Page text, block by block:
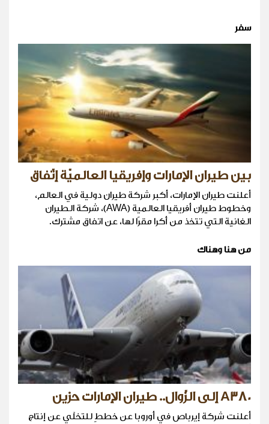
سفر
بين طيران الإمارات وإفريقيا العالميّة إتّفاق
أعلنت طيران الإمارات، أكبر شركة طيران دولية في العالم،
وخطوط طيران أفريقيا العالمية (AWA)، شركة الطيران
الغانية التي تتخذ من أكرا مقرًا لها، عن اتفاق مشترك.
من هنا وهناك
A380 إلى الزّوال.. طيران الإمارات حزين
أعلنت شركة إيرباص في أوروبا عن خططٍ للتخلّي عن إنتاج